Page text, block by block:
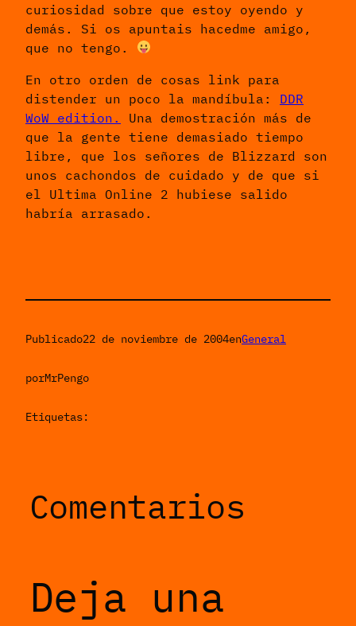
curiosidad sobre que estoy oyendo y
demás. Si os apuntais hacedme amigo,
que no tengo.
En otro orden de cosas link para
distender un poco la mandíbula: DDR
WoW edition.
Una demostración más de
que la gente tiene demasiado tiempo
libre, que los señores de Blizzard son
unos cachondos de cuidado y de que si
el Ultima Online 2 hubiese salido
habría arrasado.
Publicado22 de noviembre de 2004enGeneral
porMrPengo
Etiquetas:
Comentarios
Deja una